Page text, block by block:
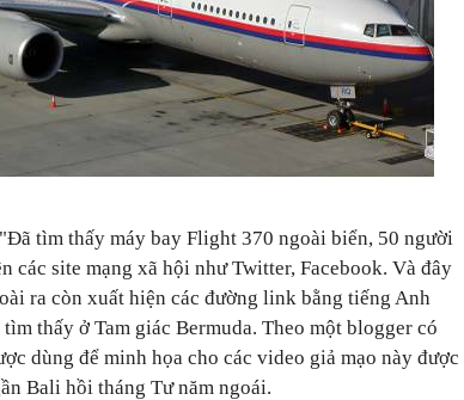
tìm thấy máy bay Flight 370 ngoài biển, 50 người
các site mạng xã hội như Twitter, Facebook. Và đây
ra còn xuất hiện các đường link bằng tiếng Anh
tìm thấy ởTam giác Bermuda. Theo một blogger có
dùng để minh họa cho các video giả mạo này được
Bali hồi tháng Tư năm ngoái.